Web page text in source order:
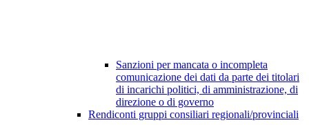
Sanzioni per mancata o incompleta
comunicazione dei dati da parte dei titolari
di incarichi politici, di amministrazione, di
direzione o di governo
Rendiconti gruppi consiliari regionali/provinciali